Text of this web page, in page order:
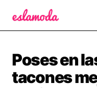
Poses en
tacones